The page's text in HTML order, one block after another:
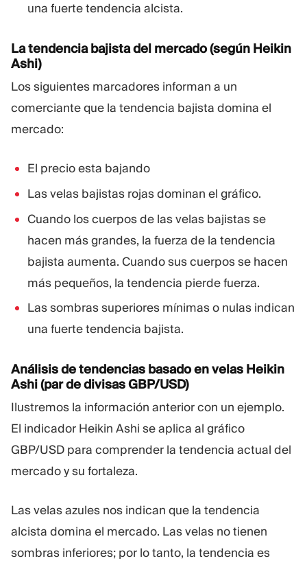
una fuerte tendencia alcista.
La tendencia bajista del mercado (según Heikin
Ashi)
Los siguientes marcadores informan a un
comerciante que la tendencia bajista domina el
mercado:
El precio esta bajando
Las velas bajistas rojas dominan el gráfico.
Cuando los cuerpos de las velas bajistas se
hacen más grandes, la fuerza de la tendencia
bajista aumenta. Cuando sus cuerpos se hacen
más pequeños, la tendencia pierde fuerza.
Las sombras superiores mínimas o nulas indican
una fuerte tendencia bajista.
Análisis de tendencias basado en velas Heikin
Ashi (par de divisas GBP/USD)
Ilustremos la información anterior con un ejemplo.
El indicador Heikin Ashi se aplica al gráfico
GBP/USD para comprender la tendencia actual del
mercado y su fortaleza.
Las velas azules nos indican que la tendencia
alcista domina el mercado. Las velas no tienen
sombras inferiores; por lo tanto, la tendencia es